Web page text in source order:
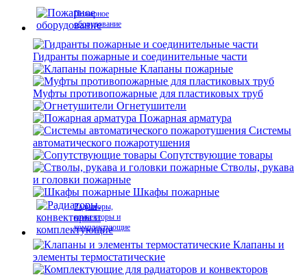
Пожарное
оборудование
Гидранты пожарные и соединительные части
Клапаны пожарные
Муфты противопожарные для пластиковых труб
Огнетушители
Пожарная арматура
Системы
автоматического пожаротушения
Сопутствующие товары
Стволы, рукава
и головки пожарные
Шкафы пожарные
Радиаторы,
конвекторы и
комплектующие
Клапаны и
элементы термостатические